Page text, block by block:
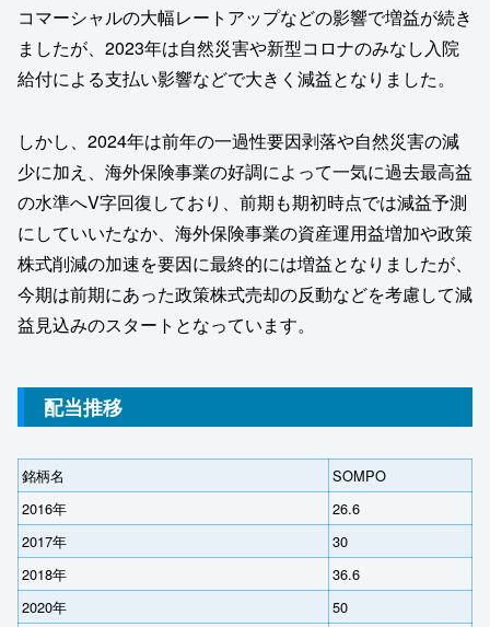
コマーシャルの大幅レートアップなどの影響で増益が続き
ましたが、2023年は自然災害や新型コロナのみなし入院
給付による支払い影響などで大きく減益となりました。
しかし、2024年は前年の一過性要因剥落や自然災害の減
少に加え、海外保険事業の好調によって一気に過去最高益
の水準へV字回復しており、前期も期初時点では減益予測
にしていいたなか、海外保険事業の資産運用益増加や政策
株式削減の加速を要因に最終的には増益となりましたが、
今期は前期にあった政策株式売却の反動などを考慮して減
益見込みのスタートとなっています。
配当推移
銘柄名
SOMPO
2016年
26.6
2017年
30
2018年
36.6
2020年
50